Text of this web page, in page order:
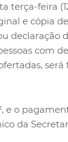
terça-feira
e cópia
declaração
com
e o
da